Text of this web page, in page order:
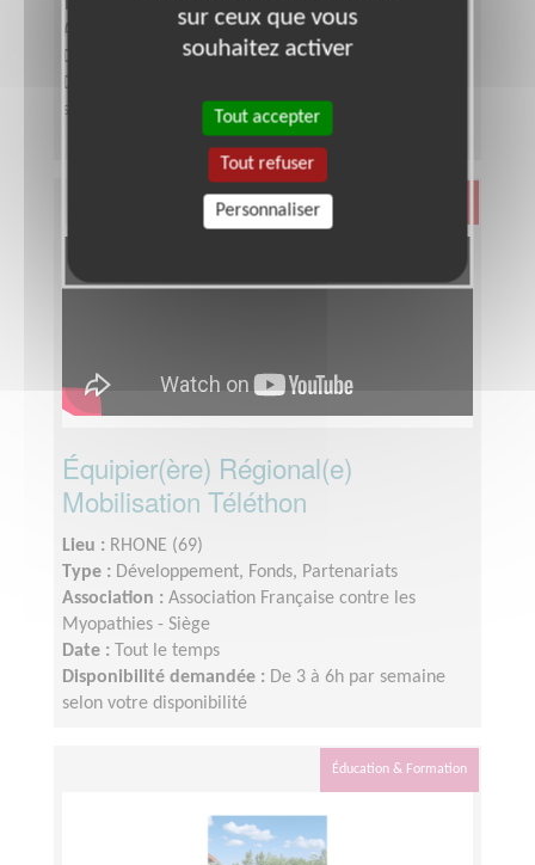
Association :
Les Auxiliaires des Aveugles
Date :
Tout le temps
Disponibilité demandée :
semaine
Équipier(ère) Régional(e)
Mobilisation Téléthon
Lieu : RHONE (69)
Type : Développement, Fonds, Partenariats
Association : Association Française contre les
Myopathies - Siège
Date :
Tout le temps
Disponibilité demandée : De 3 à 6h par semaine
selon votre disponibilité
Éducation & Formation
sur ceux que vous
souhaitez activer
Tout accepter
Tout refuser
Personnaliser